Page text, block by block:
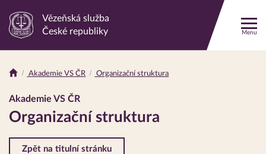
Odkaz
stránku
Vězeňská služba
České republiky
Menu
Drobečková
navigace
Akademie VS ČR Organizační struktura
Akademie VS ČR
Organizační struktura
Zpět na titulní stránku